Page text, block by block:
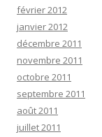
février 2012
janvier 2012
décembre 2011
novembre 2011
octobre 2011
septembre 2011
août 2011
juillet 2011